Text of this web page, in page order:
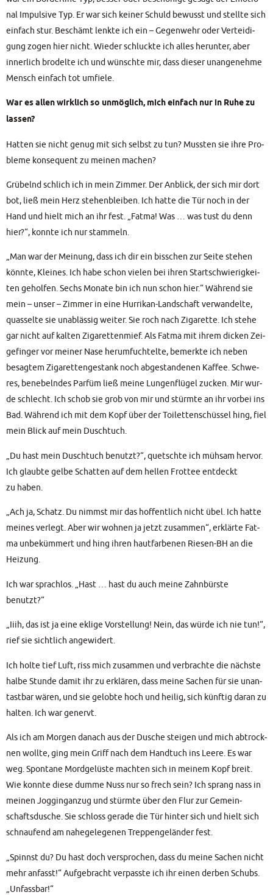
nal Impul­si­ve Typ. Er war sich kei­ner Schuld bewusst und stell­te sich
ein­fach stur. Beschämt lenk­te ich ein – Gegen­wehr oder Ver­tei­di­
gung zogen hier nicht. Wie­der schluck­te ich alles her­un­ter, aber
inner­lich bro­del­te ich und wünsch­te mir, dass die­ser unan­ge­neh­me
Mensch ein­fach tot umfiele.
War es allen wirk­lich so unmög­lich, mich ein­fach nur in Ruhe zu
las­sen?
Hat­ten sie nicht genug mit sich selbst zu tun? Muss­ten sie ihre Pro­
ble­me kon­se­quent zu mei­nen machen?
Grü­belnd schlich ich in mein Zim­mer. Der Anblick, der sich mir dort
bot, ließ mein Herz ste­hen­blei­ben. Ich hat­te die Tür noch in der
Hand und hielt mich an ihr fest. „Fat­ma! Was … was tust du denn
hier?“, konn­te ich nur stammeln.
„Man war der Mei­nung, dass ich dir ein biss­chen zur Sei­te ste­hen
könn­te, Klei­nes. Ich habe schon vie­len bei ihren Start­schwie­rig­kei­
ten gehol­fen. Sechs Mona­te bin ich nun schon hier.“ Wäh­rend sie
mein – unser – Zim­mer in eine Hur­ri­kan-Land­schaft ver­wan­del­te,
quas­sel­te sie unab­läs­sig wei­ter. Sie roch nach Ziga­ret­te. Ich ste­he
gar nicht auf kal­ten Ziga­ret­ten­mief. Als Fat­ma mit ihrem dicken Zei­
ge­fin­ger vor mei­ner Nase her­um­fuch­tel­te, bemerk­te ich neben
besag­tem Ziga­ret­ten­ge­stank noch abge­stan­de­nen Kaf­fee. Schwe­
res, bene­beln­des Par­füm ließ mei­ne Lun­gen­flü­gel zucken. Mir wur­
de schlecht. Ich schob sie grob von mir und stürm­te an ihr vor­bei ins
Bad. Wäh­rend ich mit dem Kopf über der Toi­let­ten­schüs­sel hing, fiel
mein Blick auf mein Duschtuch.
„Du hast mein Dusch­tuch benutzt?“, quetsch­te ich müh­sam her­vor.
Ich glaub­te gel­be Schat­ten auf dem hel­len Frot­tee ent­deckt
zu haben.
„Ach ja, Schatz. Du nimmst mir das hof­fent­lich nicht übel. Ich hat­te
mei­nes ver­legt. Aber wir woh­nen ja jetzt zusam­men“, erklär­te Fat­
ma unbe­küm­mert und hing ihren haut­far­be­nen Rie­sen-BH an die
Heizung.
Ich war sprach­los. „Hast … hast du auch mei­ne Zahn­bürs­te
benutzt?“
„Iiih, das ist ja eine ekli­ge Vor­stel­lung! Nein, das wür­de ich nie tun!“,
rief sie sicht­lich angewidert.
Ich hol­te tief Luft, riss mich zusam­men und ver­brach­te die nächs­te
hal­be Stun­de damit ihr zu erklä­ren, dass mei­ne Sachen für sie unan­
tast­bar wären, und sie gelob­te hoch und hei­lig, sich künf­tig dar­an zu
hal­ten. Ich war genervt.
Als ich am Mor­gen danach aus der Dusche stei­gen und mich abtrock­
nen woll­te, ging mein Griff nach dem Hand­tuch ins Lee­re. Es war
weg. Spon­ta­ne Mord­ge­lüs­te mach­ten sich in mei­nem Kopf breit.
Wie konn­te die­se dum­me Nuss nur so frech sein? Ich sprang nass in
mei­nen Jog­ging­an­zug und stürm­te über den Flur zur Gemein­
schafts­du­sche. Sie schloss gera­de die Tür hin­ter sich und hielt sich
schnau­fend am nahe­ge­le­ge­nen Trep­pen­ge­län­der fest.
„Spinnst du? Du hast doch ver­spro­chen, dass du mei­ne Sachen nicht
mehr anfasst!“ Auf­ge­bracht ver­pass­te ich ihr einen der­ben Schubs.
„Unfass­bar!“